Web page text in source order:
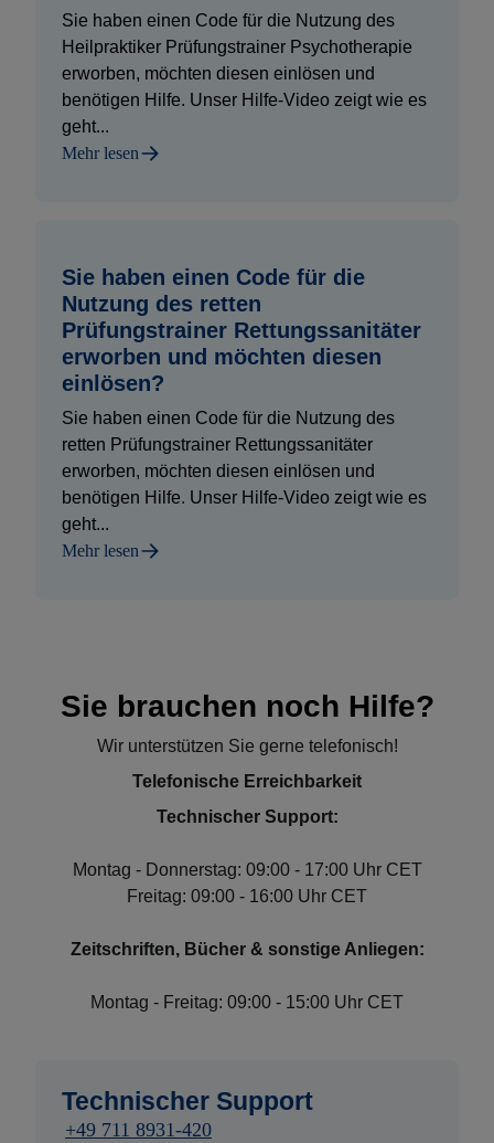
Sie haben einen Code für die Nutzung des
Heilpraktiker Prüfungstrainer Psychotherapie
erworben, möchten diesen einlösen und
benötigen Hilfe. Unser Hilfe-Video zeigt wie es
geht...
Mehr lesen
Sie haben einen Code für die
Nutzung des retten
Prüfungstrainer Rettungssanitäter
erworben und möchten diesen
einlösen?
Sie haben einen Code für die Nutzung des
retten Prüfungstrainer Rettungssanitäter
erworben, möchten diesen einlösen und
benötigen Hilfe. Unser Hilfe-Video zeigt wie es
geht...
Mehr lesen
Sie brauchen noch Hilfe?
Wir unterstützen Sie gerne telefonisch!
Telefonische Erreichbarkeit
Technischer Support:
Montag - Donnerstag: 09:00 - 17:00 Uhr CET
Freitag: 09:00 - 16:00 Uhr CET
Zeitschriften, Bücher & sonstige Anliegen:
Montag - Freitag: 09:00 - 15:00 Uhr CET
Technischer Support
+49 711 8931-420